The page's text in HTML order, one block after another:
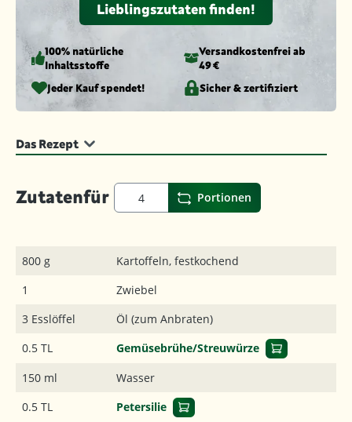
Lieblingszutaten finden!
100% natürliche
Inhaltsstoffe
Versandkosten­frei ab
49 €
Jeder Kauf spendet!
Sicher & zertifiziert
Das Rezept
Zutatenfür Portionen
800 g
Kartoffeln, festkochend
1
Zwiebel
3 Esslöffel
Öl (zum Anbraten)
0.5 TL
Gemüsebrühe/Streuwürze
150 ml
Wasser
0.5 TL
Petersilie